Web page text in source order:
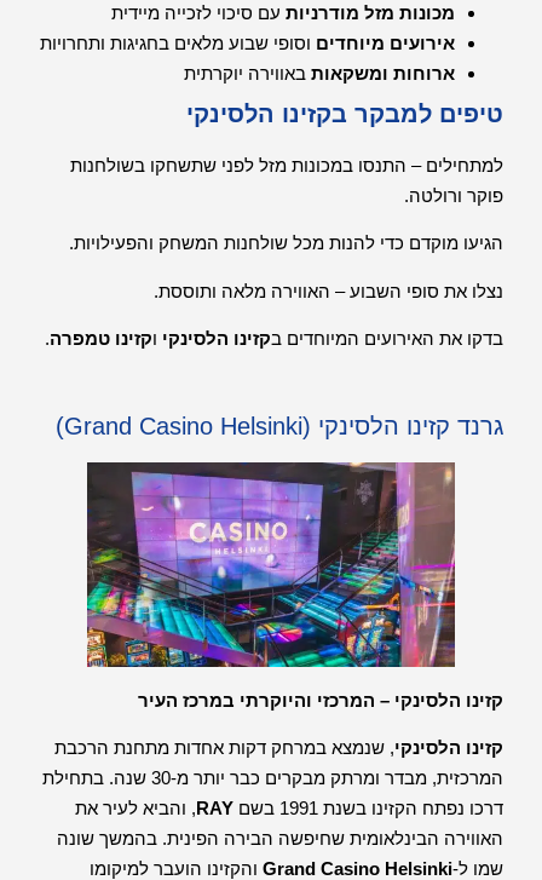
מכונות מזל מודרניות עם סיכוי לזכייה מיידית
אירועים מיוחדים וסופי שבוע מלאים בחגיגות ותחרויות
ארוחות ומשקאות באווירה יוקרתית
טיפים למבקר בקזינו הלסינקי
למתחילים – התנסו במכונות מזל לפני שתשחקו בשולחנות
פוקר ורולטה.
הגיעו מוקדם כדי להנות מכל שולחנות המשחק והפעילויות.
נצלו את סופי השבוע – האווירה מלאה ותוססת.
בדקו את האירועים המיוחדים בקזינו הלסינקי וקזינו טמפרה.
גרנד קזינו הלסינקי (Grand Casino Helsinki)
קזינו הלסינקי – המרכזי והיוקרתי במרכז העיר
קזינו הלסינקי, שנמצא במרחק דקות אחדות מתחנת הרכבת
המרכזית, מבדר ומרתק מבקרים כבר יותר מ-30 שנה. בתחילת
דרכו נפתח הקזינו בשנת 1991 בשם
RAY, והביא לעיר את
האווירה הבינלאומית שחיפשה הבירה הפינית. בהמשך שונה
שמו ל-Grand Casino Helsinki והקזינו הועבר למיקומו